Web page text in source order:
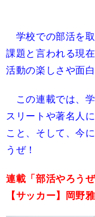
学校での部活を
課題と言われる現
活動の楽しさや面
この連載では、
スリートや著名人
こと、そして、今
うぜ！
連載「部活やろうぜ
【サッカー】岡野